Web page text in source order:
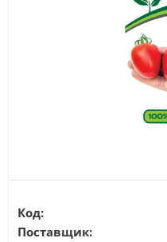
Код:
Поставщик: